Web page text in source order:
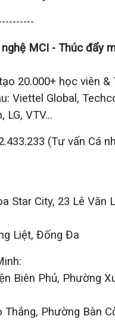
MCI - Thúc đẩy
20.000+ học viên &
Viettel Global,
LG, VTV...
(Tư vấn Cá
Star City, 23 Lê Văn
Liệt, Đống Đa
Biên Phủ, Phường
Thắng, Phường Bàn